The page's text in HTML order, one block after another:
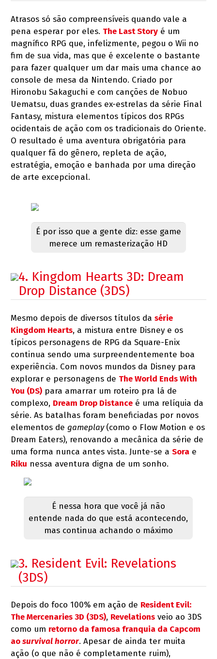
Atrasos só são compreensíveis quando vale a
pena esperar por eles. The Last Story é um
magnífico RPG que, infelizmente, pegou o Wii no
fim de sua vida, mas que é excelente o bastante
para fazer qualquer um dar mais uma chance ao
console de mesa da Nintendo. Criado por
Hironobu Sakaguchi e com canções de Nobuo
Uematsu, duas grandes ex-estrelas da série Final
Fantasy, mistura elementos típicos dos RPGs
ocidentais de ação com os tradicionais do Oriente.
O resultado é uma aventura obrigatória para
qualquer fã do gênero, repleta de ação,
estratégia, emoção e banhada por uma direção
de arte excepcional.
É por isso que a gente diz: esse game
merece um remasterização HD
4. Kingdom Hearts 3D: Dream
Drop Distance (3DS)
Mesmo depois de diversos títulos dasérie
Kingdom Hearts, a mistura entre Disney e os
típicos personagens de RPG da Square-Enix
continua sendo uma surpreendentemente boa
experiência. Com novos mundos da Disney para
explorar e personagens de The World Ends With
You (DS) para amarrar um roteiro pra lá de
complexo, Dream Drop Distance é uma relíquia da
série. As batalhas foram beneficiadas por novos
elementos degameplay(como o Flow Motion e os
Dream Eaters), renovando a mecânica da série de
uma forma nunca antes vista. Junte-se aSora e
Riku nessa aventura digna de um sonho.
É nessa hora que você já não
entende nada do que está acontecendo,
mas continua achando o máximo
3. Resident Evil: Revelations
(3DS)
Depois do foco 100% em ação de Resident Evil:
The Mercenaries 3D (3DS), Revelations veio ao 3DS
como um retorno da famosa franquia da Capcom
aosurvival horror. Apesar de ainda ter muita
ação (o que não é completamente ruim),